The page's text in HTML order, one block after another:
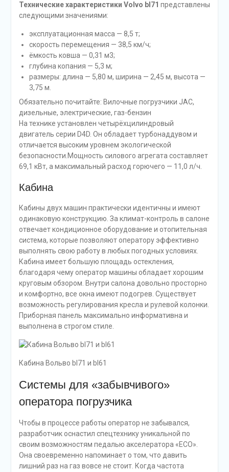
Технические характеристики Volvo bl71 представлены
следующими значениями:
эксплуатационная масса — 8,5 т;
скорость перемещения — 38,5 км/ч;
ёмкость ковша — 0,31 м3;
глубина копания — 5,3 м;
размеры: длина — 5,80 м, ширина — 2,45 м, высота —
3,75 м.
Обязательно почитайте: Вилочные погрузчики JAC,
дизельные, электрические, газ-бензин
На технике установлен четырёхцилиндровый
двигатель серии D4D. Он обладает турбонаддувом и
отличается высоким уровнем экологической
безопасности.Мощность силового агрегата составляет
69,1 кВт, а максимальный расход горючего — 11,0 л/ч.
Кабина
Кабины двух машин практически идентичны и имеют
одинаковую конструкцию. За климат-контроль в салоне
отвечает кондиционное оборудование и отопительная
система, которые позволяют оператору эффективно
выполнять свою работу в любых погодных условиях.
Кабина имеет большую площадь остекления,
благодаря чему оператор машины обладает хорошим
круговым обзором. Внутри салона довольно просторно
и комфортно, все окна имеют подогрев. Существует
возможность регулирования кресла и рулевой колонки.
Приборная панель максимально информативна и
выполнена в строгом стиле.
Кабина Вольво bl71 и bl61
Системы для «забывчивого»
оператора погрузчика
Чтобы в процессе работы оператор не забывался,
разработчик оснастил спецтехнику уникальной по
своим возможностям педалью акселератора «ECO».
Она своевременно напоминает о том, что давить
лишний раз на газ вовсе не стоит. Когда частота